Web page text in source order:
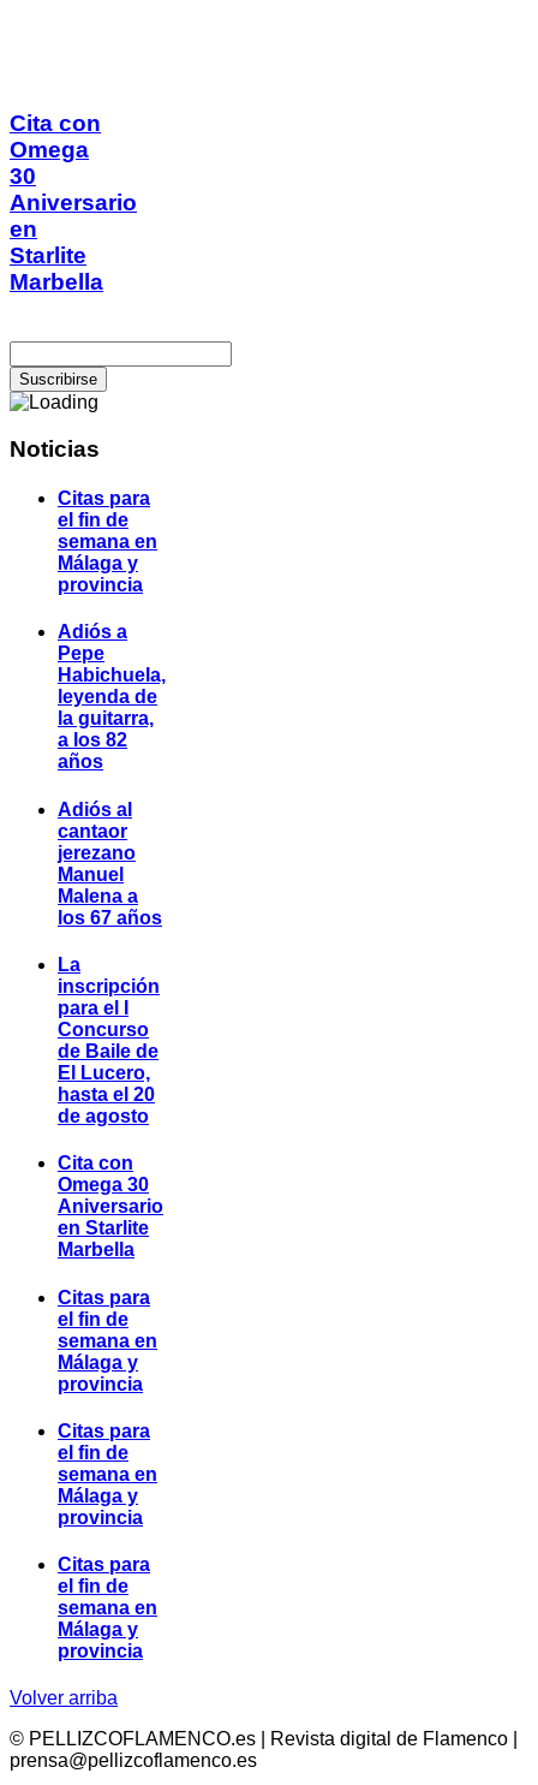
Cita con
Omega
30
Aniversario
en
Starlite
Marbella
Noticias
Citas para
el fin de
semana en
Málaga y
provincia
Adiós a
Pepe
Habichuela,
leyenda de
la guitarra,
a los 82
años
Adiós al
cantaor
jerezano
Manuel
Malena a
los 67 años
La
inscripción
para el I
Concurso
de Baile de
El Lucero,
hasta el 20
de agosto
Cita con
Omega 30
Aniversario
en Starlite
Marbella
Citas para
el fin de
semana en
Málaga y
provincia
Citas para
el fin de
semana en
Málaga y
provincia
Citas para
el fin de
semana en
Málaga y
provincia
Volver arriba
© PELLIZCOFLAMENCO.es | Revista digital de Flamenco |
prensa@pellizcoflamenco.es